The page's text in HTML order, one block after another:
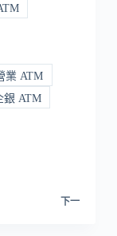
業 ATM
ATM
下一